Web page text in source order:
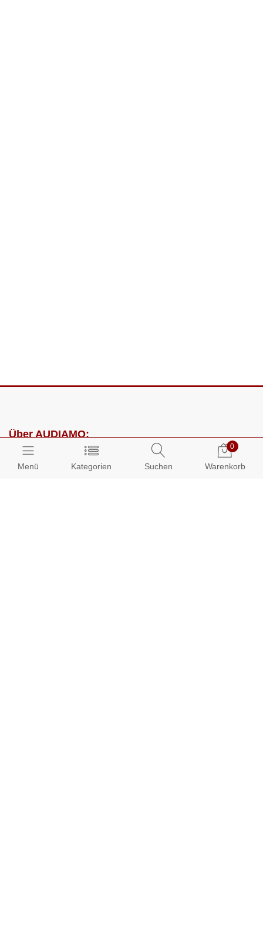
Menü Kategorien Suchen
0
Warenkorb
Über AUDIAMO:
Impressum